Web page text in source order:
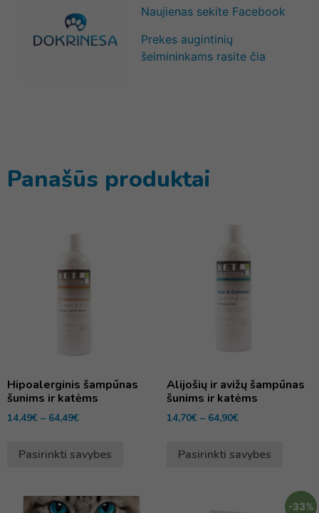
Naujienas sekite Facebook
Prekes augintinių
šeimininkams rasite čia
Panašūs produktai
Hipoalerginis šampūnas
šunims ir katėms
14,49€ – 64,49€
Pasirinkti savybes
Alijošių ir avižų šampūnas
šunims ir katėms
14,70€ – 64,90€
Pasirinkti savybes
-33%